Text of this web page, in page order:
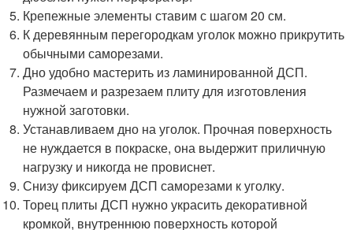
Крепежные элементы ставим с шагом 20 см.
К деревянным перегородкам уголок можно прикрутить
обычными саморезами.
Дно удобно мастерить из ламинированной ДСП.
Размечаем и разрезаем плиту для изготовления
нужной заготовки.
Устанавливаем дно на уголок. Прочная поверхность
не нуждается в покраске, она выдержит приличную
нагрузку и никогда не провиснет.
Снизу фиксируем ДСП саморезами к уголку.
Торец плиты ДСП нужно украсить декоративной
кромкой, внутреннюю поверхность которой